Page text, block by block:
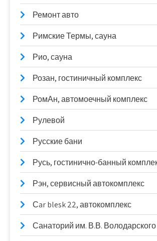
Ремонт авто
Римские Термы, сауна
Рио, сауна
Розан, гостиничный комплекс
РомАн, автомоечный комплекс
Рулевой
Русские бани
Русь, гостинично-банный
Рэн, сервисный автокомплекс
Сar blesk 22, автокомплекс
Санаторий им. В.В. Володарского